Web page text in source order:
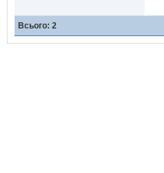
Всього: 2